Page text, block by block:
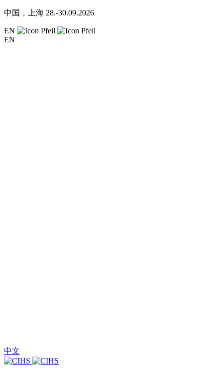
中国，上海 28.-30.09.2026
EN
EN
中文